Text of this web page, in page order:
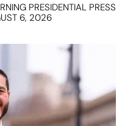
PRESIDENTIAL PRESS
6, 2026